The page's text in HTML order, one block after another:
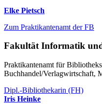
Elke Pietsch
Zum Praktikantenamt der FB
Fakultät Informatik
Praktikantenamt für
Buchhandel/Verlagwirtschaft,
Dipl.-Bibliothekarin (FH)
Iris Heinke